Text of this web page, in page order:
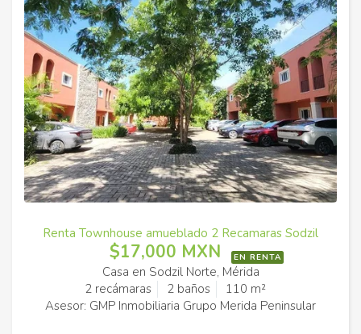
Renta Townhouse amueblado 2 Recamaras Sodzil
$17,000 MXN EN RENTA
Casa en Sodzil Norte, Mérida
2 recámaras
2 baños
110 m²
Asesor: GMP Inmobiliaria Grupo Merida Peninsular